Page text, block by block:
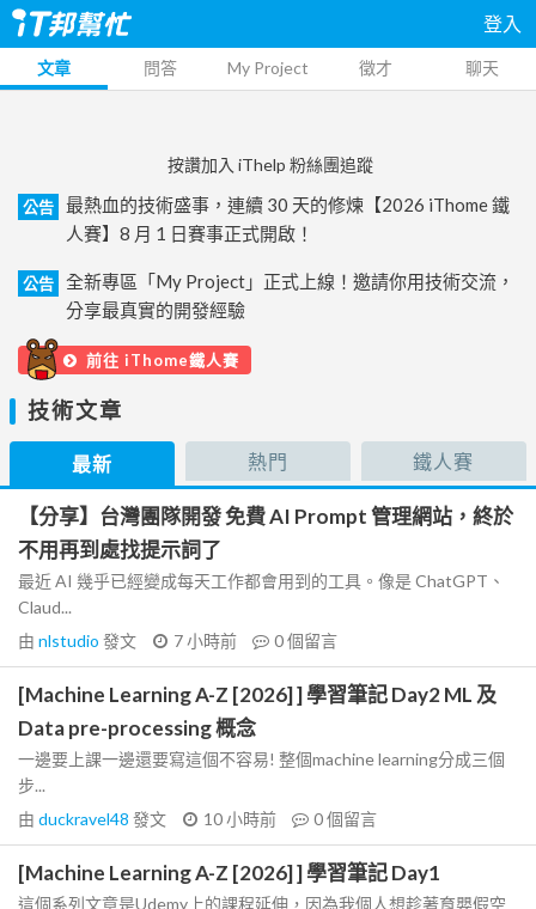
登入
文章 問答 My Project 徵才 聊天
按讚加入 iThelp 粉絲團追蹤
公告
最熱血的技術盛事，連續 30 天的修煉【2026 iThome 鐵
人賽】8 月 1 日賽事正式開啟！
公告
全新專區「My Project」正式上線！邀請你用技術交流，
分享最真實的開發經驗
前往 iThome鐵人賽
技術文章
最新 熱門 鐵人賽
【分享】台灣團隊開發 免費 AI Prompt 管理網站，終於
不用再到處找提示詞了
最近 AI 幾乎已經變成每天工作都會用到的工具。像是 ChatGPT、
Claud...
由 nlstudio 發文 7 小時前 0個留言
[Machine Learning A-Z [2026] ] 學習筆記 Day2 ML 及
Data pre-processing 概念
一邊要上課一邊還要寫這個不容易! 整個machine learning分成三個
步...
由 duckravel48 發文 10 小時前 0個留言
[Machine Learning A-Z [2026] ] 學習筆記 Day1
這個系列文章是Udemy上的課程延伸，因為我個人想趁著育嬰假空